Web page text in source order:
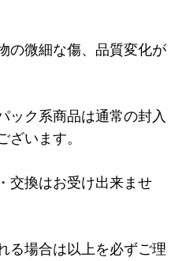
の微細な傷、品質変化が
ック系商品は通常の封入
ざいます。
交換はお受け出来ませ
る場合は以上を必ずご理